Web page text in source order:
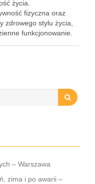
życia.
fizyczna oraz
zdrowego stylu życia,
funkcjonowanie.
– Warszawa
zima i po awarii –